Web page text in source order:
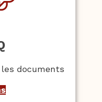
documents